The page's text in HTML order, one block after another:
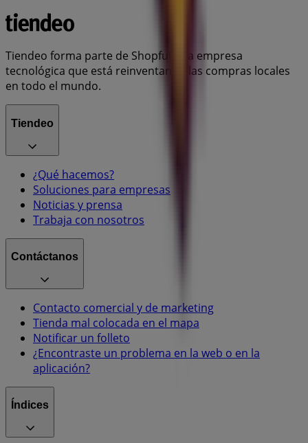
Tiendeo forma parte de Shopfully, la empresa
tecnológica que está reinventando las compras locales
en todo el mundo.
Tiendeo
¿Qué hacemos?
Soluciones para empresas
Noticias y prensa
Trabaja con nosotros
Contáctanos
Contacto comercial y de marketing
Tienda mal colocada en el mapa
Notificar un folleto
¿Encontraste un problema en la web o en la
aplicación?
Índices